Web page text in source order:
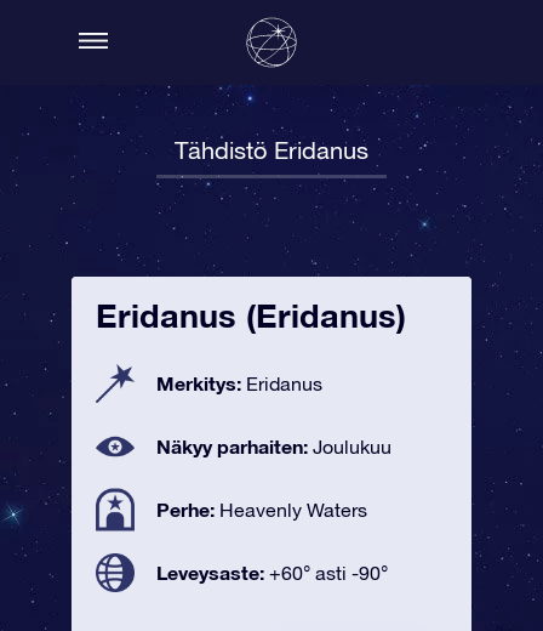
Tähdistö Eridanus
Eridanus (Eridanus)
Merkitys: Eridanus
Näkyy parhaiten: Joulukuu
Perhe: Heavenly Waters
Leveysaste: +60° asti -90°